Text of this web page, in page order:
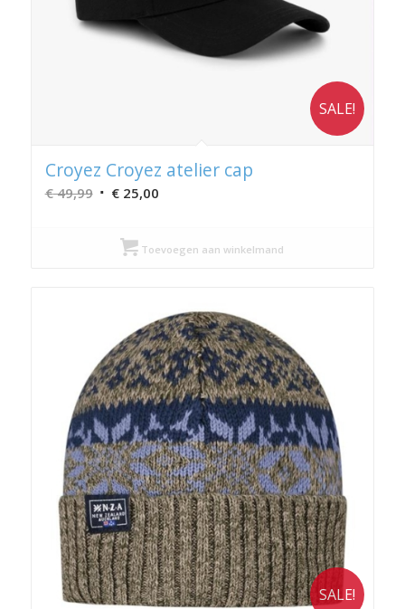
SALE!
Croyez Croyez atelier cap
€49,99 Oorspronkelijke
was:
€ 49,99.
€25,00Huidige
€ 25,00.
Toevoegen aan winkelmand
SALE!